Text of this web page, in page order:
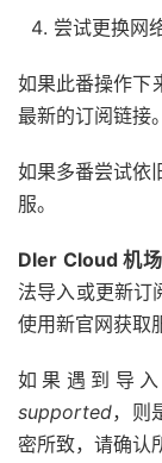
尝试更换网
如果此番操作下
最新的订阅链接。
如果多番尝试依
服。
Dler Cloud 机场
法导入或更新
使用新官网获取
如果遇到导
supported，则
密所致，请确